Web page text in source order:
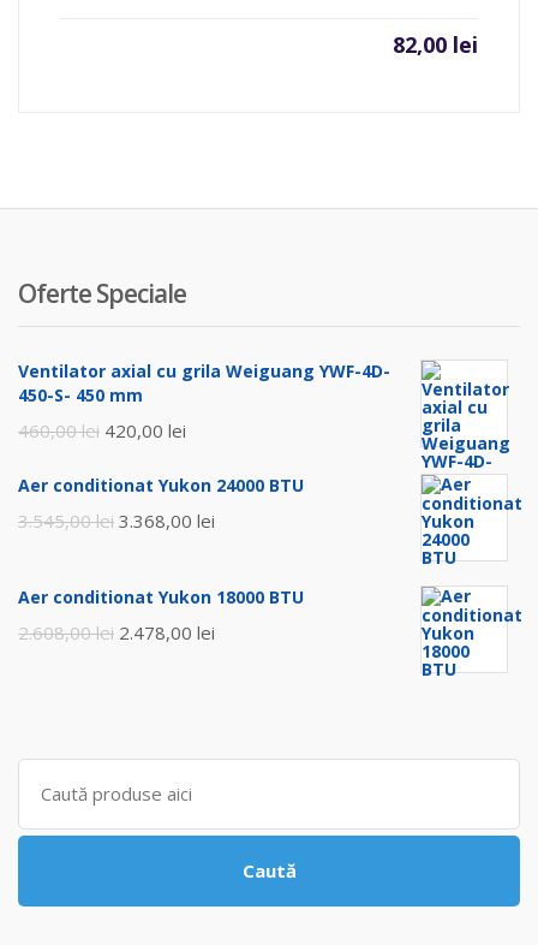
82,00 lei
Oferte Speciale
Ventilator axial cu grila Weiguang YWF-4D-
450-S- 450 mm
460,00lei Prețul
a
fost:
420,00 lei
este:
420,00 lei.
Aer conditionat Yukon 24000 BTU
3.545,00lei Prețul
3.368,00 lei
este:
Aer conditionat Yukon 18000 BTU
2.608,00lei Prețul
2.608,00 lei.
2.478,00 lei
Search
for:
Caută